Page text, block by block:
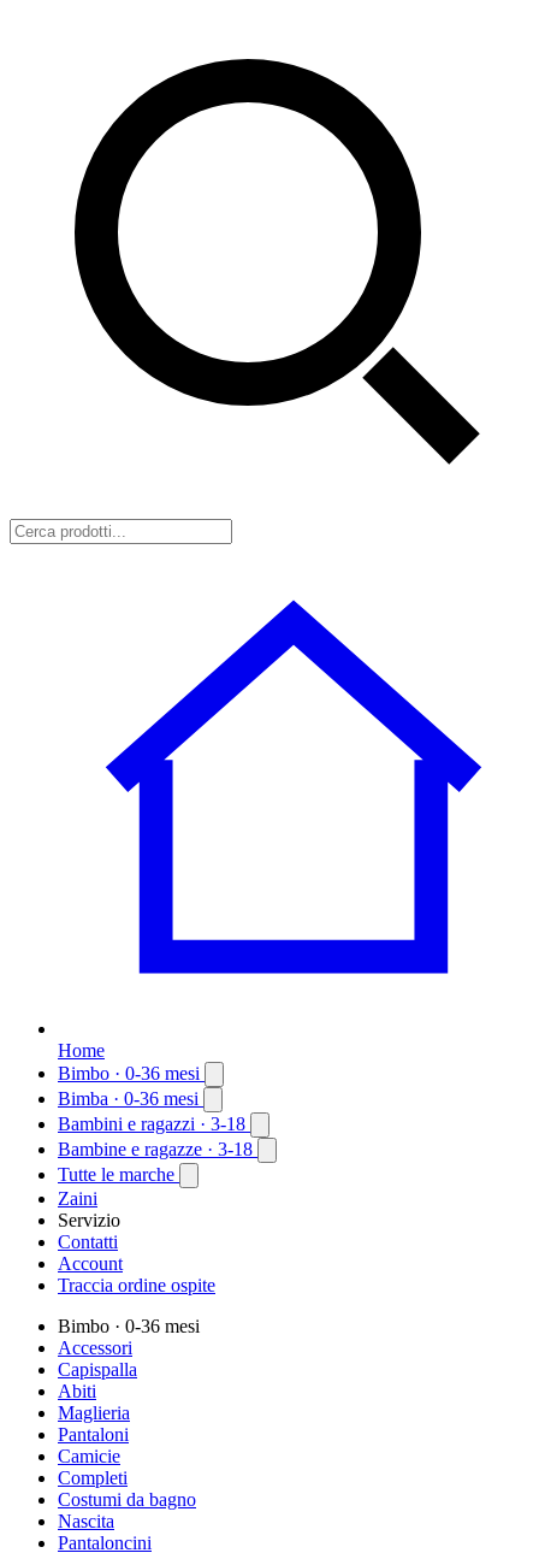
Home
Bimbo · 0-36 mesi
Bimba · 0-36 mesi
Bambini e ragazzi · 3-18
Bambine e ragazze · 3-18
Tutte le marche
Zaini
Servizio
Contatti
Account
Traccia ordine ospite
Bimbo · 0-36 mesi
Accessori
Capispalla
Abiti
Maglieria
Pantaloni
Camicie
Completi
Costumi da bagno
Nascita
Pantaloncini